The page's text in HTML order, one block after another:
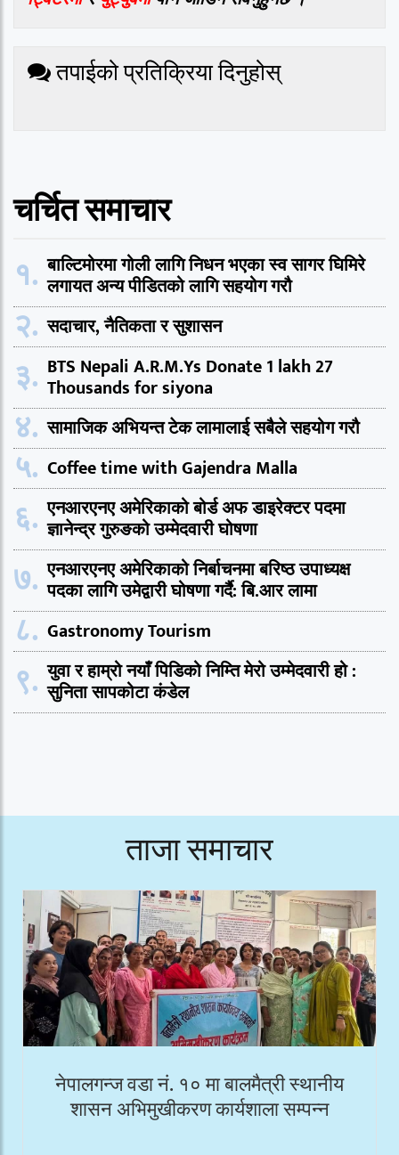
तपाईको प्रतिक्रिया दिनुहोस्
चर्चित समाचार
१. बाल्टिमोरमा गोली लागि निधन भएका स्व सागर घिमिरे
लगायत अन्य पीडितको लागि सहयोग गरौ
२. सदाचार, नैतिकता र सुशासन
३. BTS Nepali A.R.M.Ys Donate 1 lakh 27
Thousands for siyona
४. सामाजिक अभियन्त टेक लामालाई सबैले सहयोग गरौ
५. Coffee time with Gajendra Malla
६. एनआरएनए अमेरिकाको बोर्ड अफ डाइरेक्टर पदमा
ज्ञानेन्द्र गुरुङको उम्मेदवारी घोषणा
७. एनआरएनए अमेरिकाको निर्बाचनमा बरिष्ठ उपाध्यक्ष
पदका लागि उमेद्वारी घोषणा गर्दै: बि.आर लामा
८. Gastronomy Tourism
९. युवा र हाम्रो नयाँ पिडिको निम्ति मेरो उम्मेदवारी हो :
सुनिता सापकोटा कंडेल
ताजा समाचार
नेपालगन्ज वडा नं. १० मा बालमैत्री स्थानीय
शासन अभिमुखीकरण कार्यशाला सम्पन्न